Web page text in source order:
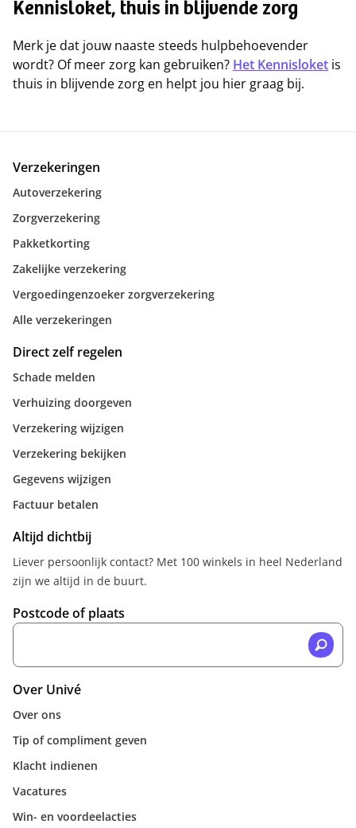
Kennisloket, thuis in blijvende zorg
Merk je dat jouw naaste steeds hulpbehoevender
wordt? Of meer zorg kan gebruiken? Het Kennisloket is
thuis in blijvende zorg en helpt jou hier graag bij.
Verzekeringen
Autoverzekering
Zorgverzekering
Pakketkorting
Zakelijke verzekering
Vergoedingenzoeker zorgverzekering
Alle verzekeringen
Direct zelf regelen
Schade melden
Verhuizing doorgeven
Verzekering wijzigen
Verzekering bekijken
Gegevens wijzigen
Factuur betalen
Altijd dichtbij
Liever persoonlijk contact? Met 100 winkels in heel Nederland
zijn we altijd in de buurt.
Postcode of plaats
Over Univé
Over ons
Tip of compliment geven
Klacht indienen
Vacatures
Win- en voordeelacties